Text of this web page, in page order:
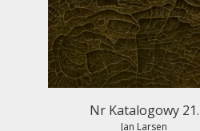
Nr Katalogowy 21.
Jan Larsen